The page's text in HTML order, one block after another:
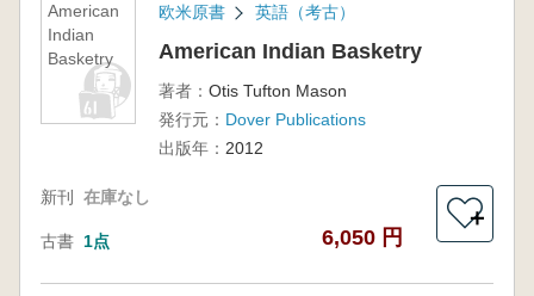
American
Indian
Basketry
欧米原書 英語（考古）
American Indian Basketry
著者： Otis Tufton Mason
発行元： Dover Publications
出版年： 2012
新刊 在庫なし
古書 1点 6,050 円
＋